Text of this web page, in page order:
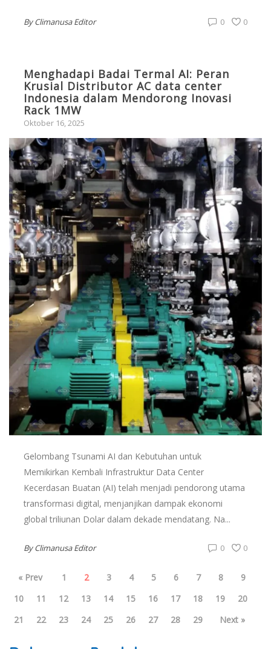
ByClimanusa Editor 0
0
Menghadapi Badai Termal AI: Peran
Krusial Distributor AC data center
Indonesia dalam Mendorong Inovasi
Rack 1MW
Oktober 16, 2025
Gelombang Tsunami AI dan Kebutuhan untuk
Memikirkan Kembali Infrastruktur Data Center
Kecerdasan Buatan (AI) telah menjadi pendorong utama
transformasi digital, menjanjikan dampak ekonomi
global triliunan Dolar dalam dekade mendatang. Na...
ByClimanusa Editor 0
0
« Prev 1 2 3 4 5 6 7 8
9
10
11 12 13 14 15 16 17 18 19
20
21
22 23 24 25 26 27 28 29 Next »